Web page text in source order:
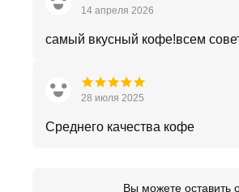
14 апреля 2026
самый вкусный кофе!всем
28 июля 2025
Среднего качества кофе
Вы можете оставить